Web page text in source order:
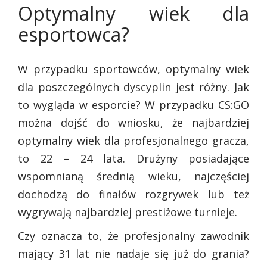
Optymalny wiek dla
esportowca?
W przypadku sportowców, optymalny wiek
dla poszczególnych dyscyplin jest różny. Jak
to wygląda w esporcie? W przypadku CS:GO
można dojść do wniosku, że najbardziej
optymalny wiek dla profesjonalnego gracza,
to 22 – 24 lata. Drużyny posiadające
wspomnianą średnią wieku, najczęściej
dochodzą do finałów rozgrywek lub też
wygrywają najbardziej prestiżowe turnieje.
Czy oznacza to, że profesjonalny zawodnik
mający 31 lat nie nadaje się już do grania?